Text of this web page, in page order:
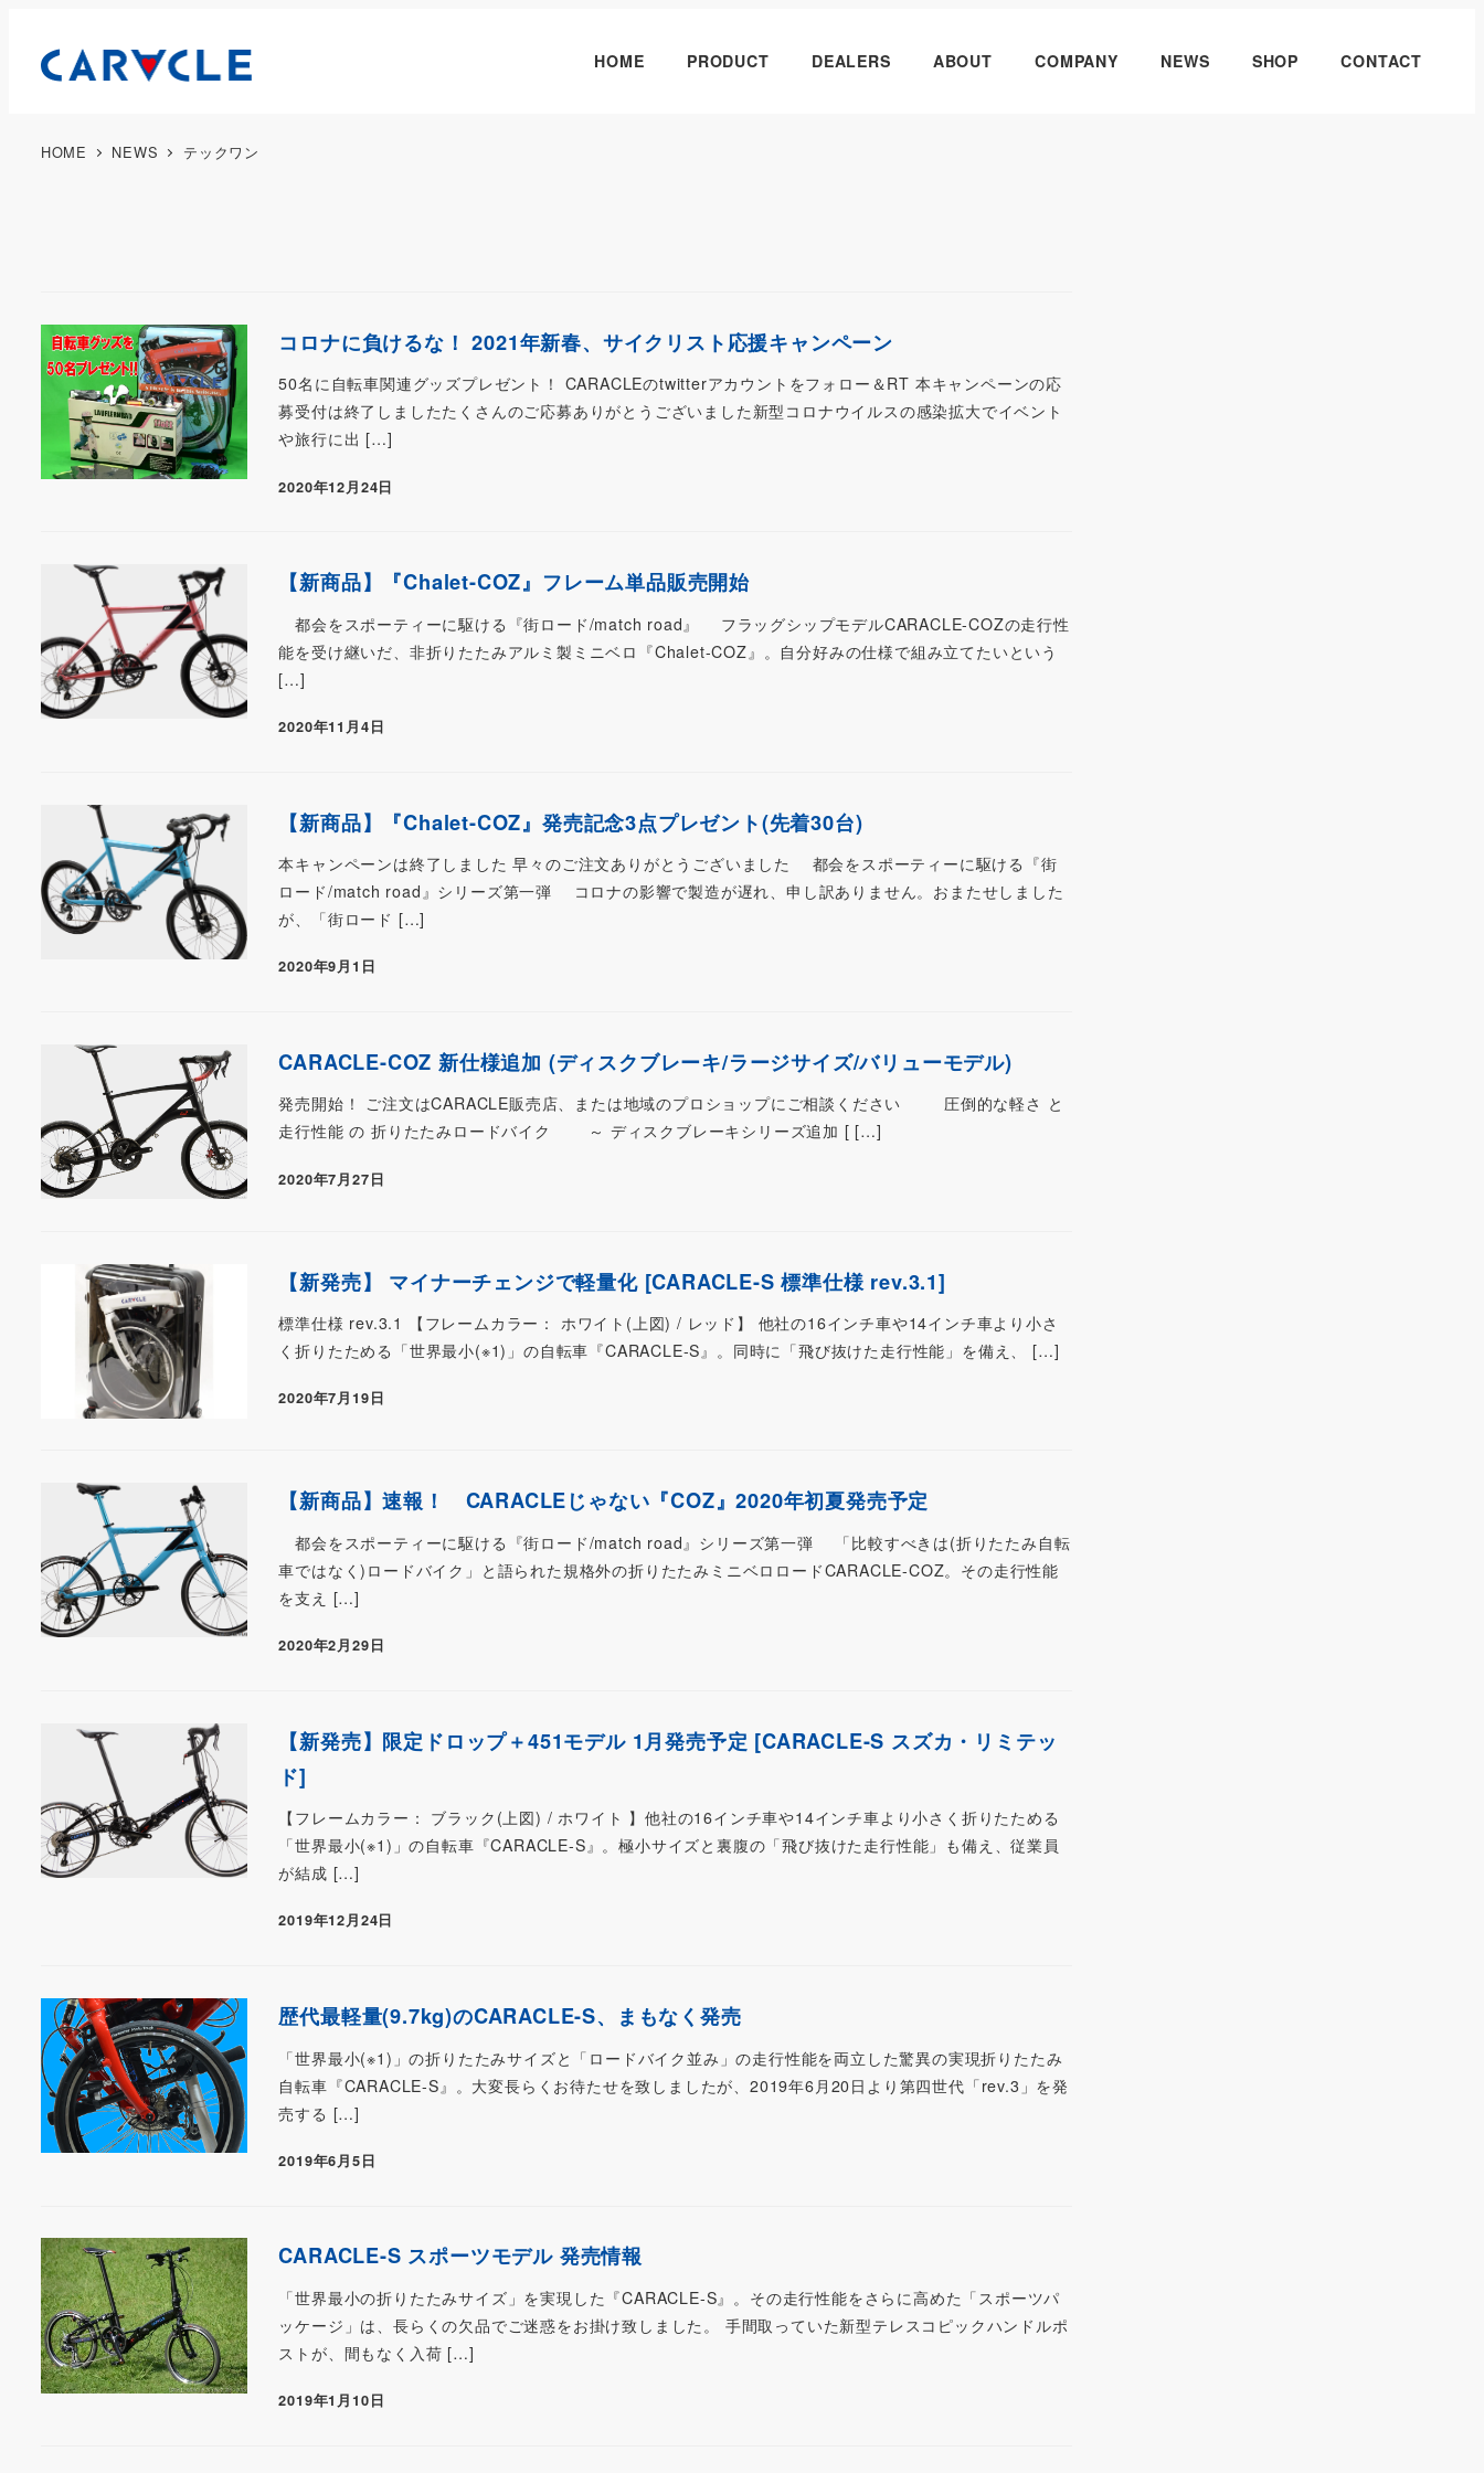
HOME PRODUCT DEALERS ABOUT COMPANY NEWS SHOP CONTACT
HOME NEWS テックワン
コロナに負けるな！ 2021年新春、サイクリスト応援キャンペーン
50名に自転車関連グッズプレゼント！ CARACLEのtwitterアカウントをフォロー＆RT 本キャンペーンの応
募受付は終了しましたたくさんのご応募ありがとうございました新型コロナウイルスの感染拡大でイベント
や旅行に出 […]
2020年12月24日
【新商品】『Chalet-COZ』フレーム単品販売開始
都会をスポーティーに駆ける『街ロード/match road』 フラッグシップモデルCARACLE-COZの走行性
能を受け継いだ、非折りたたみアルミ製ミニベロ『Chalet-COZ』。自分好みの仕様で組み立てたいという
[…]
2020年11月4日
【新商品】『Chalet-COZ』発売記念3点プレゼント(先着30台)
本キャンペーンは終了しました 早々のご注文ありがとうございました 都会をスポーティーに駆ける『街
ロード/match road』シリーズ第一弾 コロナの影響で製造が遅れ、申し訳ありません。おまたせしました
が、「街ロード […]
2020年9月1日
CARACLE-COZ 新仕様追加 (ディスクブレーキ/ラージサイズ/バリューモデル)
発売開始！ ご注文はCARACLE販売店、または地域のプロショップにご相談ください 圧倒的な軽さ と
走行性能 の 折りたたみロードバイク ～ ディスクブレーキシリーズ追加 [ […]
2020年7月27日
【新発売】 マイナーチェンジで軽量化 [CARACLE-S 標準仕様 rev.3.1]
標準仕様 rev.3.1 【フレームカラー： ホワイト(上図) / レッド】 他社の16インチ車や14インチ車より小さ
く折りたためる「世界最小(※1)」の自転車『CARACLE-S』。同時に「飛び抜けた走行性能」を備え、 […]
2020年7月19日
【新商品】速報！ CARACLEじゃない『COZ』2020年初夏発売予定
都会をスポーティーに駆ける『街ロード/match road』シリーズ第一弾 「比較すべきは(折りたたみ自転
車ではなく)ロードバイク」と語られた規格外の折りたたみミニベロロードCARACLE-COZ。その走行性能
を支え […]
2020年2月29日
【新発売】限定ドロップ＋451モデル 1月発売予定 [CARACLE-S スズカ・リミテッ
ド]
【フレームカラー： ブラック(上図) / ホワイト 】他社の16インチ車や14インチ車より小さく折りたためる
「世界最小(※1)」の自転車『CARACLE-S』。極小サイズと裏腹の「飛び抜けた走行性能」も備え、従業員
が結成 […]
2019年12月24日
歴代最軽量(9.7kg)のCARACLE-S、まもなく発売
「世界最小(※1)」の折りたたみサイズと「ロードバイク並み」の走行性能を両立した驚異の実現折りたたみ
自転車『CARACLE-S』。大変長らくお待たせを致しましたが、2019年6月20日より第四世代「rev.3」を発
売する […]
2019年6月5日
CARACLE-S スポーツモデル 発売情報
「世界最小の折りたたみサイズ」を実現した『CARACLE-S』。その走行性能をさらに高めた「スポーツパ
ッケージ」は、長らくの欠品でご迷惑をお掛け致しました。 手間取っていた新型テレスコピックハンドルポ
ストが、間もなく入荷 […]
2019年1月10日